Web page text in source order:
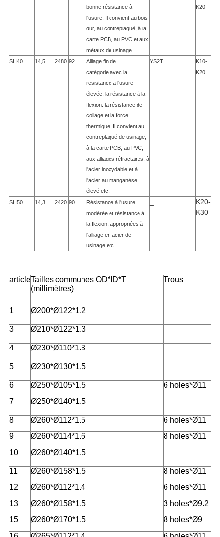
bonne résistance à
l'usure. Il convient au bois
dur, au contreplaqué, à la
carte PCB, au PVC et aux
métaux de usinage.
K20
SH40 14,5 2480 92
Alliage fin de
catégorie avec la
résistance à l'usure
élevée, la résistance à la
flexion, la résistance de
collage et la force
thermique. Il convient au
contreplaqué de usinage,
à la carte PCB, au PVC,
aux alliages réfractaires, à
l'acier inoxydable et à
l'acier au manganèse
élevé etc.
YS2T
K10-
K20
SH50 14,3 2420 90
Résistance à l'usure
modérée et résistance à
la flexion, appropriées à
l'alliage en acier de
usinage etc.
K20-
K30
articleTailles communes OD*ID*T
(millimètres)
Trous
1 Ø200*Ø122*1.2
3 Ø210*Ø122*1.3
4 Ø230*Ø110*1.3
5 Ø230*Ø130*1.5
6 Ø250*Ø105*1.5
6 holes*Ø11
7
Ø250*Ø140*1.5
8 Ø260*Ø112*1.5
6 holes*Ø11
9
Ø260*Ø114*1.6
8 holes*Ø11
10
Ø260*Ø140*1.5
11 Ø260*Ø158*1.5
8 holes*Ø11
12
Ø260*Ø112*1.4
6 holes*Ø11
13
Ø260*Ø158*1.5
3 holes*Ø9.2
15
Ø260*Ø170*1.5
8 holes*Ø9